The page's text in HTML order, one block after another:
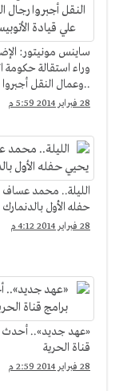
ساينس مونيتور:
وراء استقالة حكومة
..وعمال النقل
الجيش علي قيادة
28 فبراير 2014 5:59 م
الليلة.. محمد عساف
حفله الأول بالدنمارك
28 فبراير 2014 4:12 م
«عهد جديد».. أحدث
قناة الحرية
28 فبراير 2014 2:59 م